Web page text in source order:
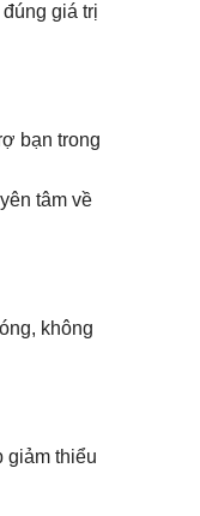
giá trị
bạn trong
tâm về
không
giảm thiểu